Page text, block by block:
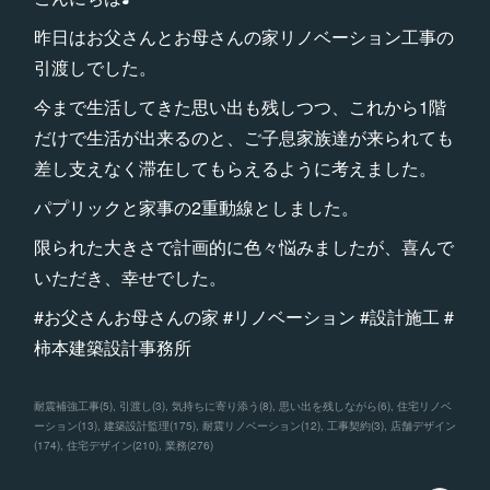
昨日はお父さんとお母さんの家リノベーション工事の
引渡しでした。
今まで生活してきた思い出も残しつつ、これから1階
だけで生活が出来るのと、ご子息家族達が来られても
差し支えなく滞在してもらえるように考えました。
パプリックと家事の2重動線としました。
限られた大きさで計画的に色々悩みましたが、喜んで
いただき、幸せでした。
#お父さんお母さんの家 #リノベーション #設計施工 #
柿本建築設計事務所
耐震補強工事(5) 引渡し (3) 気持ちに寄り添う (8) 思い出を残しながら(6) 住宅リノベ
ーション(13) 建築設計監理(175) 耐震リノベーション(12) 工事契約(3) 店舗デザイン
(174) 住宅デザイン(210) 業務(276)